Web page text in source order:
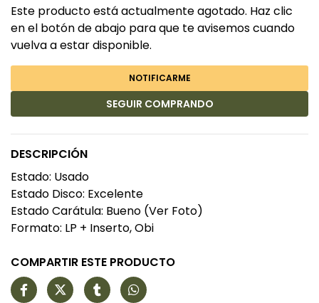
Este producto está actualmente agotado. Haz clic
en el botón de abajo para que te avisemos cuando
vuelva a estar disponible.
NOTIFICARME
SEGUIR COMPRANDO
DESCRIPCIÓN
Estado: Usado
Estado Disco: Excelente
Estado Carátula: Bueno (Ver Foto)
Formato: LP + Inserto, Obi
COMPARTIR ESTE PRODUCTO